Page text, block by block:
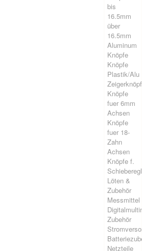
bis
16.5mm
über
16.5mm
Aluminum
Knöpfe
Knöpfe
Plastik/Alu
Knöpfe
fuer 6mm
Achsen
Knöpfe
fuer 18-
Zahn
Achsen
Knöpfe f.
Löten &
Zubehör
Messmittel
Zubehör
Netzteile